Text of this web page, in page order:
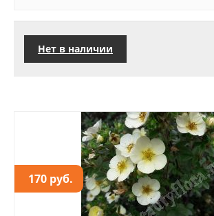
Нет в наличии
170 руб.